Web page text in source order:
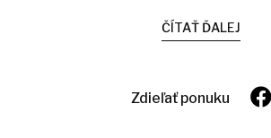
ČÍTAŤ ĎALEJ
Zdieľať ponuku